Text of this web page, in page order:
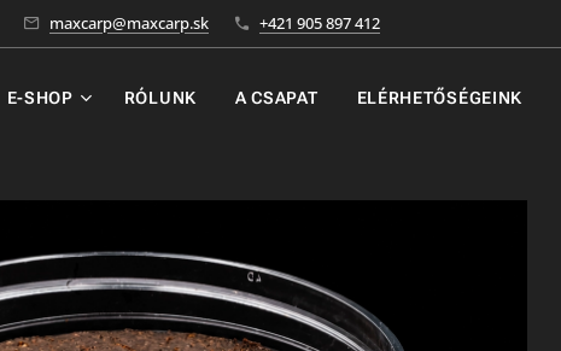
maxcarp@maxcarp.sk +421 905 897 412
E-SHOP RÓLUNK A CSAPAT ELÉRHETŐSÉGEINK